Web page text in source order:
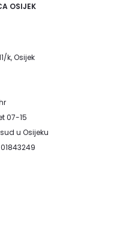
OSIJEK
k, Osijek
07-15
u Osijeku